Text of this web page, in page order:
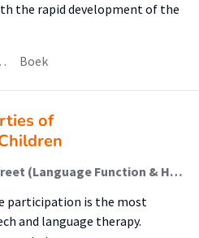
the rapid development of the
Boek
of
Alons, Eline; Luinge, Margreet (Language Function & Healthy Ageing); Gerrits, Ellen; Ter Wal, Nicole; Van Ewijk, Lisette; Schalet, Benjamin; Terwee, Caroline Barbara
participation is the most
and language therapy.